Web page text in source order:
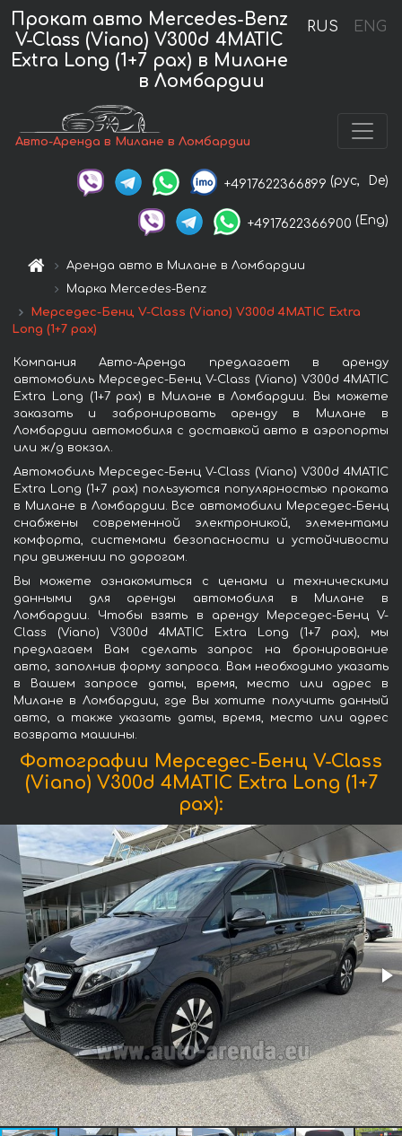
RUS ENG
Прокат авто Mercedes-Benz
V-Class (Viano) V300d 4MATIC
Extra Long (1+7 pax) в Милане
в Ломбардии
Авто-Аренда в Милане в Ломбардии
+4917622366899 (рус, De)
+4917622366900 (Eng)
Аренда авто в Милане в Ломбардии
Марка Mercedes-Benz
Мерседес-Бенц V-Class (Viano) V300d 4MATIC Extra
Long (1+7 pax)
Компания Авто-Аренда предлагает в аренду
автомобиль Мерседес-Бенц V-Class (Viano) V300d 4MATIC
Extra Long (1+7 pax) в Милане в Ломбардии. Вы можете
заказать и забронировать аренду в Милане в
Ломбардии автомобиля с доставкой авто в аэропорты
или ж/д вокзал.
Автомобиль Мерседес-Бенц V-Class (Viano) V300d 4MATIC
Extra Long (1+7 pax) пользуются популярностью проката
в Милане в Ломбардии. Все автомобили Мерседес-Бенц
снабжены современной электроникой, элементами
комфорта, системами безопасности и устойчивости
при движении по дорогам.
Вы можете ознакомиться с ценами и техническими
данными для аренды автомобиля в Милане в
Ломбардии. Чтобы взять в аренду Мерседес-Бенц V-
Class (Viano) V300d 4MATIC Extra Long (1+7 pax), мы
предлагаем Вам сделать запрос на бронирование
авто, заполнив форму запроса. Вам необходимо указать
в Вашем запросе даты, время, место или адрес в
Милане в Ломбардии, где Вы хотите получить данный
авто, а также указать даты, время, место или адрес
возврата машины.
Фотографии Мерседес-Бенц V-Class
(Viano) V300d 4MATIC Extra Long (1+7
pax):